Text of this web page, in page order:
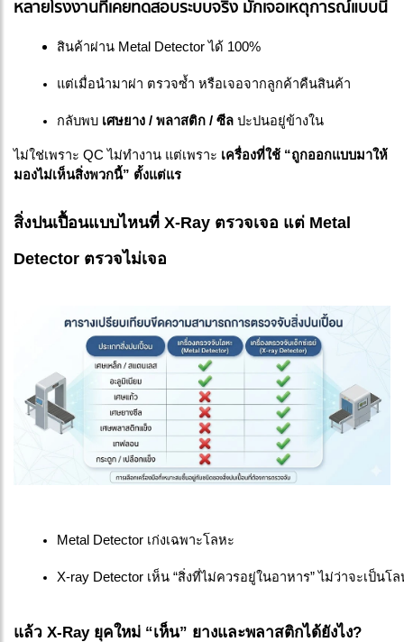
หลายโรงงานที่เคยทดสอบระบบจริง มักเจอเหตุการณ์แบบนี้
สินค้าผ่าน Metal Detector ได้ 100%
แต่เมื่อนำมาผ่า ตรวจซ้ำ หรือเจอจากลูกค้าคืนสินค้า
กลับพบ เศษยาง / พลาสติก / ซีล ปะปนอยู่ข้างใน
ไม่ใช่เพราะ QC ไม่ทำงาน แต่เพราะ เครื่องที่ใช้ “ถูกออกแบบมาให้
มองไม่เห็นสิ่งพวกนี้” ตั้งแต่แร
สิ่งปนเปื้อนแบบไหนที่ X-Ray ตรวจเจอ แต่ Metal
Detector ตรวจไม่เจอ
Metal Detector เก่งเฉพาะโลหะ
X-ray Detector เห็น “สิ่งที่ไม่ควรอยู่ในอาหาร” ไม่ว่าจะเป็นโ
แล้ว X-Ray ยุคใหม่ “เห็น” ยางและพลาสติกได้ยังไง?